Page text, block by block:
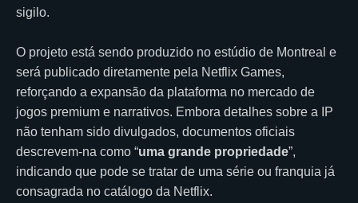
sigilo.
O projeto está sendo produzido no estúdio de Montreal e
será publicado diretamente pela Netflix Games,
reforçando a expansão da plataforma no mercado de
jogos premium e narrativos. Embora detalhes sobre a IP
não tenham sido divulgados, documentos oficiais
descrevem-na como “uma grande propriedade”,
indicando que pode se tratar de uma série ou franquia já
consagrada no catálogo da Netflix.